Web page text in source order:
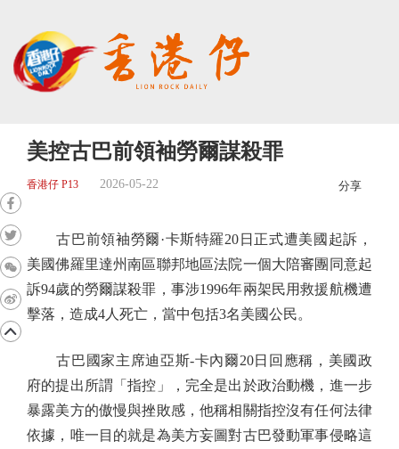
美控古巴前領袖勞爾謀殺罪
香港仔 P13 2026-05-22 分享
古巴前領袖勞爾·卡斯特羅20日正式遭美國起訴，
美國佛羅里達州南區聯邦地區法院一個大陪審團同意起
訴94歲的勞爾謀殺罪，事涉1996年兩架民用救援航機遭
擊落，造成4人死亡，當中包括3名美國公民。
古巴國家主席迪亞斯-卡內爾20日回應稱，美國政
府的提出所謂「指控」，完全是出於政治動機，進一步
暴露美方的傲慢與挫敗感，他稱相關指控沒有任何法律
依據，唯一目的就是為美方妄圖對古巴發動軍事侵略這